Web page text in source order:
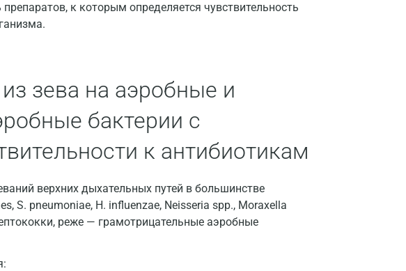
к которым определяется чувствительность
зева на аэробные и
бактерии с
к антибиотикам
верхних дыхательных путей в большинстве
S. pneumoniae, H. influenzae, Neisseria spp., Moraxella
реже — грамотрицательные аэробные
Всеволожск
Геленджик
Голубое
Дзержинск